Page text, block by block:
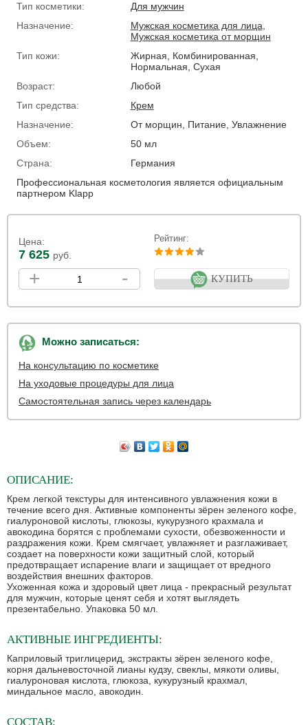
Тип косметики:
Для мужчин
Назначение:
Мужская косметика для лица
Мужская косметика от морщин
Тип кожи:
Жирная, Комбинированная,
Нормальная, Сухая
Возраст:
Любой
Тип средства:
Крем
Назначение:
От морщин, Питание, Увлажнение
Объем:
50 мл
Страна:
Германия
Профессиональная косметология является официальным
партнером Klapp
Цена:
7 625 руб.
Рейтинг:
+ - КУПИТЬ
Можно записаться:
На консультацию по косметике
На уходовые процедуры для лица
Самостоятельная запись через календарь
ОПИСАНИЕ:
Крем легкой текстуры для интенсивного увлажнения кожи в
течение всего дня. Активные компоненты зёрен зеленого кофе,
гиалуроновой кислоты, глюкозы, кукурузного крахмала и
авокодина борятся с проблемами сухости, обезвоженности и
раздражения кожи. Крем смягчает, увлажняет и разглаживает,
создает на поверхности кожи защитный слой, который
предотвращает испарение влаги и защищает от вредного
воздействия внешних факторов.
Ухоженная кожа и здоровый цвет лица - прекрасный результат
для мужчин, которые ценят себя и хотят выглядеть
презентабельно. Упаковка 50 мл.
АКТИВНЫЕ ИНГРЕДИЕНТЫ:
Каприловый триглицерид, экстракты зёрен зеленого кофе,
корня дальневосточной лианы кудзу, свеклы, мякоти оливы,
гиалуроновая кислота, глюкоза, кукурузный крахмал,
миндальное масло, авокодин.
СОСТАВ: